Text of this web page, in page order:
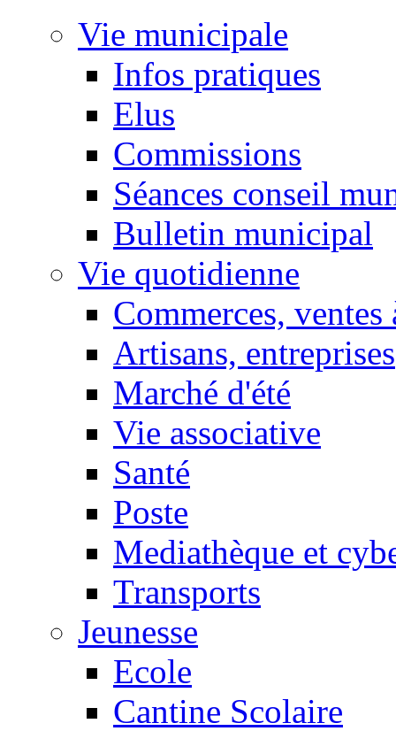
Vie municipale
Infos pratiques
Elus
Commissions
Séances conseil
Bulletin municipal
Vie quotidienne
Commerces, ventes
Artisans, entreprises
Marché d'été
Vie associative
Santé
Poste
Mediathèque et
Transports
Jeunesse
Ecole
Cantine Scolaire